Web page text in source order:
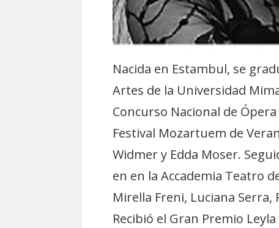
Nacida en Estambul, se
Artes de la Universidad
Concurso Nacional de
Festival Mozartuem de
Widmer y Edda Moser.
en en la Accademia Teatro
Mirella Freni, Luciana Serra,
Recibió el Gran Premio